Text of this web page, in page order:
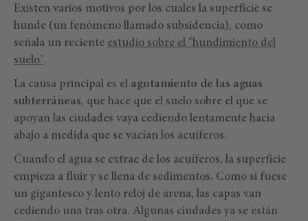
Existen varios motivos por los cuales la superficie se
hunde (un fenómeno llamado subsidencia), como
señala un reciente estudio sobre el "hundimiento del
suelo".
La causa principal es el agotamiento de las aguas
subterráneas, que hace que el suelo sobre el que se
apoyan las ciudades vaya cediendo lentamente hacia
abajo a medida que se vacían los acuíferos.
Cuando el agua se extrae de los acuíferos, la superficie
empieza a fluir y se llena de sedimentos. Como si fuese
un gigantesco y lento reloj de arena, las capas van
cediendo una tras otra. Algunas ciudades ya se están